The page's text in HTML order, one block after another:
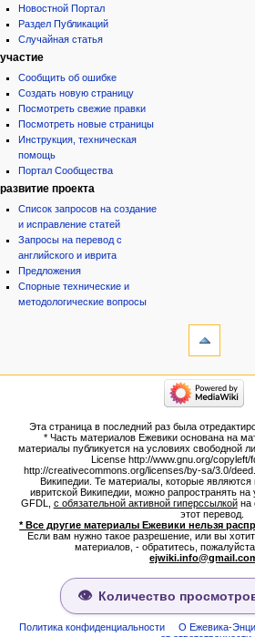
Новостной Портал
Раздел Публикаций
Случайная статья
участие
Сообщить об ошибке
Создать новую страницу
Посмотреть свежие правки
Посмотреть новые страницы
Инструкция, техническая
помощь
Портал Сообщества
развитие проекта
Список запросов на создание
и исправление статей
Запросы на перевод с
английского и иврита
Предложения
Спорные технические и
методологические вопросы
Версия
для
Постоянная
ссылка
Сведения
о странице
категории
Народ
Проекты
Проекты/Участники/
дополнения
Публикации:Авторы
Публикации:Статьи по типу
Темы
ежевиковый куст
ЕжеВиКа,Еврейская Вики-
ЕжеВиКа-ТаНаХ
ЕжеВиКа-Публикации
ЕжеВиКа-Книги (бумажные и
электронные), аудиокурсы,
Эта страница в последний раз была
* Часть материалов Ежевики основана на
материалы публикуется на условиях свободной
License http://www.gnu.org/copyleft/
http://creativecommons.org/licenses/by-sa/3.0/
Википедии. Те материалы, которые являются
ивритской Википедии, можно рапространять
GFDL, с обязательной активной гиперссылкойна
этот перевод.
* Все другие материалы Ежевики нельзя
Если вам нужно такое разрешение, или вы
материалов, - обратитесь,
Количество
Политика конфиденциальности О Ежевика-